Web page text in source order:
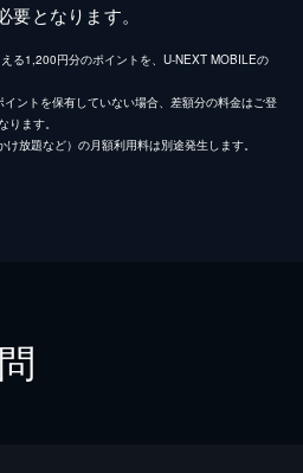
となります。
る1,200円分のポイントを、U-NEXT MOBILEの
ントを保有していない場合、差額分の料金はご登
ます。
放題など）の月額利用料は別途発生します。